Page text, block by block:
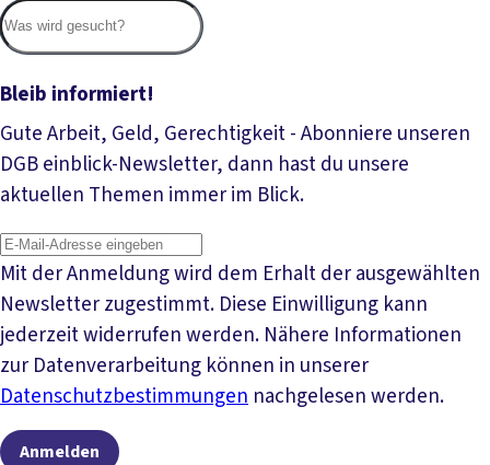
Bleib informiert!
Gute Arbeit, Geld, Gerechtigkeit - Abonniere unseren
DGB einblick-Newsletter, dann hast du unsere
aktuellen Themen immer im Blick.
Mit der Anmeldung wird dem Erhalt der ausgewählten
Newsletter zugestimmt. Diese Einwilligung kann
jederzeit widerrufen werden. Nähere Informationen
zur Datenverarbeitung können in unserer
Datenschutzbestimmungen nachgelesen werden.
Anmelden